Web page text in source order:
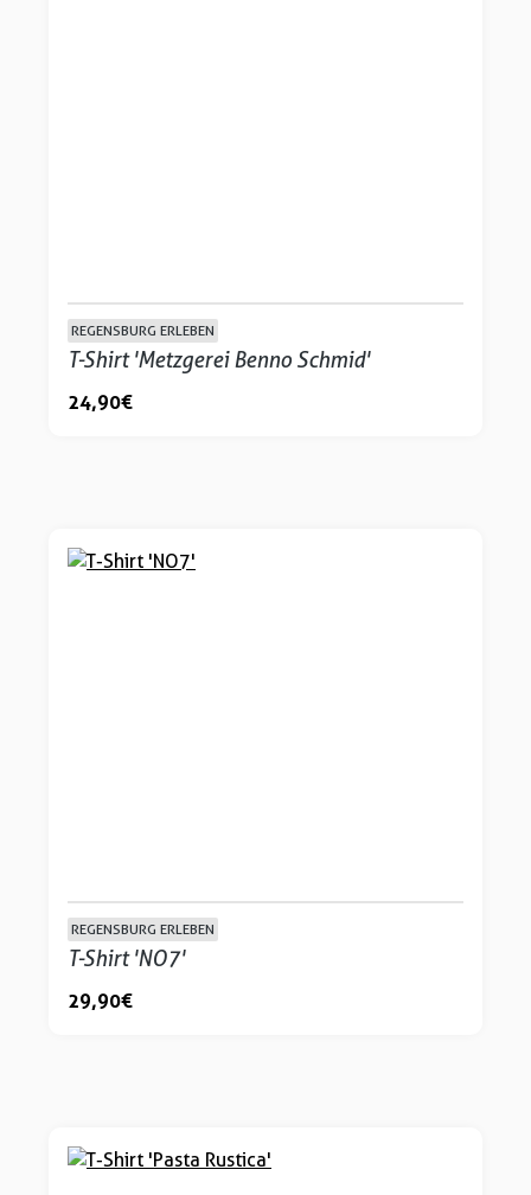
REGENSBURG ERLEBEN
T-Shirt 'Metzgerei Benno Schmid'
24,90 €
REGENSBURG ERLEBEN
T-Shirt 'NO7'
29,90 €